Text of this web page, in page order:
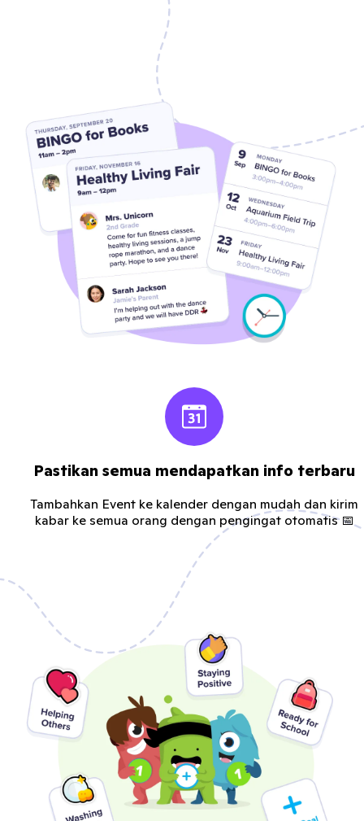
Pastikan semua mendapatkan info terbaru
Tambahkan Event ke kalender dengan mudah dan kirim
kabar ke semua orang dengan pengingat otomatis 📅